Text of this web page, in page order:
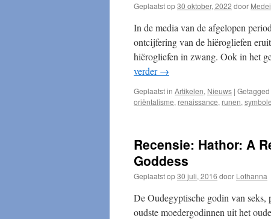
Geplaatst op30 oktober, 2022 door
In de media van de afgelopen
ontcijfering van de hiërogliefen
hiërogliefen in zwang. Ook in het
verder→
Geplaatst in Artikelen, Nieuws | Getagged
oriëntalisme, renaissance, runen,
Recensie: Hathor: A
Goddess
Geplaatst op30 juli, 2016 door Lothanna
De Oudegyptische godin van seks,
oudste moedergodinnen uit het